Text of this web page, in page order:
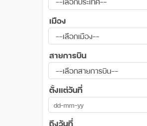
เมือง
สายการบิน
ตั้งแต่วันที่
ถึงวันที่